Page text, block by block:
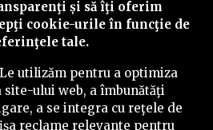
Share this
© 2026 PressOne.ro
și să îţi oferim
cookie-urile în funcţie de
tale.
utilizăm pentru a optimiza
ului web, a îmbunătăţi
a se integra cu reţele de
reclame relevante pentru